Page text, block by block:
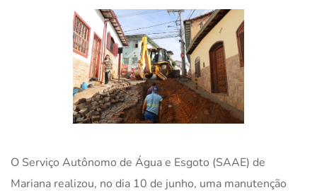
O Serviço Autônomo de Água e Esgoto (SAAE) de
Mariana realizou, no dia 10 de junho, uma manutenção